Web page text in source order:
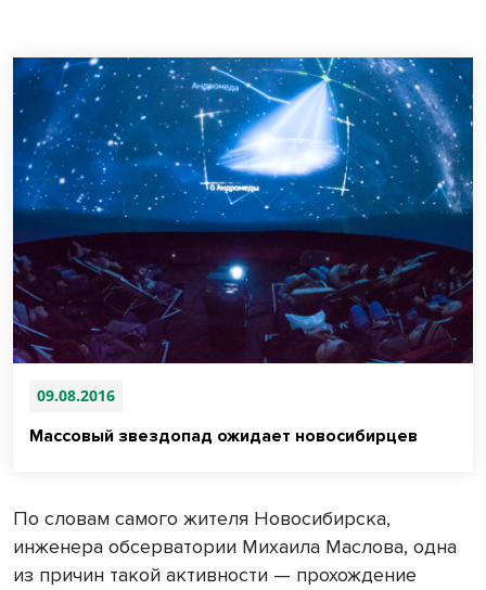
09.08.2016
Массовый звездопад ожидает новосибирцев
По словам самого жителя Новосибирска,
инженера обсерватории Михаила Маслова, одна
из причин такой активности — прохождение